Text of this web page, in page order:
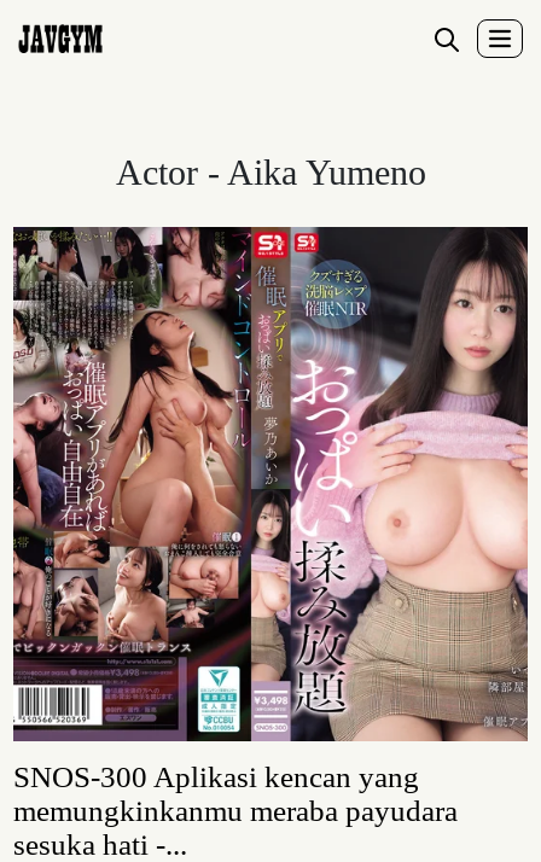
Actor - Aika Yumeno
SNOS-300 Aplikasi kencan yang
memungkinkanmu meraba payudara
sesuka hati -...